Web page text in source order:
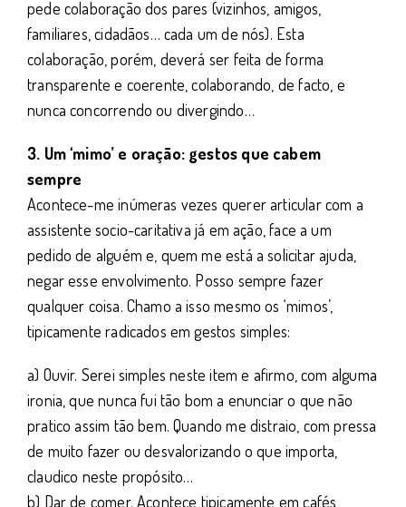
pede colaboração dos pares (vizinhos, amigos,
familiares, cidadãos… cada um de nós). Esta
colaboração, porém, deverá ser feita de forma
transparente e coerente, colaborando, de facto, e
nunca concorrendo ou divergindo…
3. Um ‘mimo’ e oração: gestos que cabem
sempre
Acontece-me inúmeras vezes querer articular com a
assistente socio-caritativa já em ação, face a um
pedido de alguém e, quem me está a solicitar ajuda,
negar esse envolvimento. Posso sempre fazer
qualquer coisa. Chamo a isso mesmo os ‘mimos’,
tipicamente radicados em gestos simples:
a) Ouvir. Serei simples neste item e afirmo, com alguma
ironia, que nunca fui tão bom a enunciar o que não
pratico assim tão bem. Quando me distraio, com pressa
de muito fazer ou desvalorizando o que importa,
claudico neste propósito…
b) Dar de comer. Acontece tipicamente em cafés,